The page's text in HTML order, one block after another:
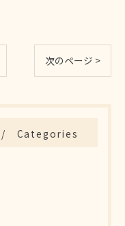
次のページ >
Categories